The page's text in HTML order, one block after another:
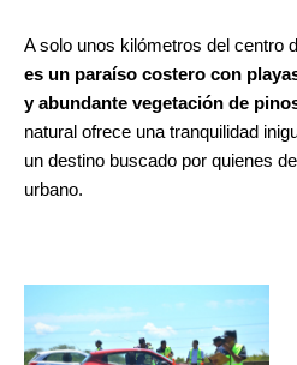
A solo unos kilómetros del centro
es un paraíso costero con
y abundante vegetación de
natural ofrece una tranquilidad
un destino buscado por quienes
urbano.